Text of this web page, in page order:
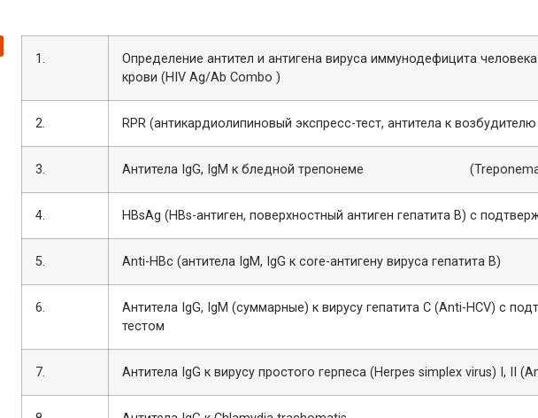
1.
Определение антител и антигена вируса иммунодефицита
крови (HIV Ag/Ab Combo )
2. RPR (антикардиолипиновый экспресс-тест, антитела к
3. Антитела IgG, IgM к бледной трепонеме (Treponema
4. HBsAg (HBs-антиген, поверхностный антиген гепатита В) с
5. Аnti-HВc (антитела IgM, IgG к core-антигену вируса гепатита В)
6.
Антитела IgG, IgM (суммарные) к вирусу гепатита С (Anti-HCV) с
тестом
7. Антитела IgG к вирусу простого герпеса (Herpes simplex virus) I, II